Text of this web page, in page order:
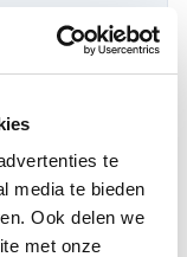
te
media te bieden
Ook delen we
met onze